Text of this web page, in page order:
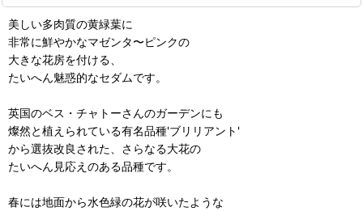
美しい多肉質の黄緑葉に
非常に鮮やかなマゼンタ〜ピンクの
大きな花房を付ける、
たいへん魅惑的なセダムです。
英国のベス・チャトーさんのガーデンにも
燦然と植えられている有名品種'ブリリアント'
から選抜改良された、さらなる大花の
たいへん見応えのある品種です。
春には地面から水色緑の花が咲いたような